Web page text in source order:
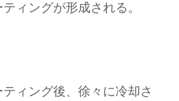
ィングが形成される。
ィング後、徐々に冷却さ